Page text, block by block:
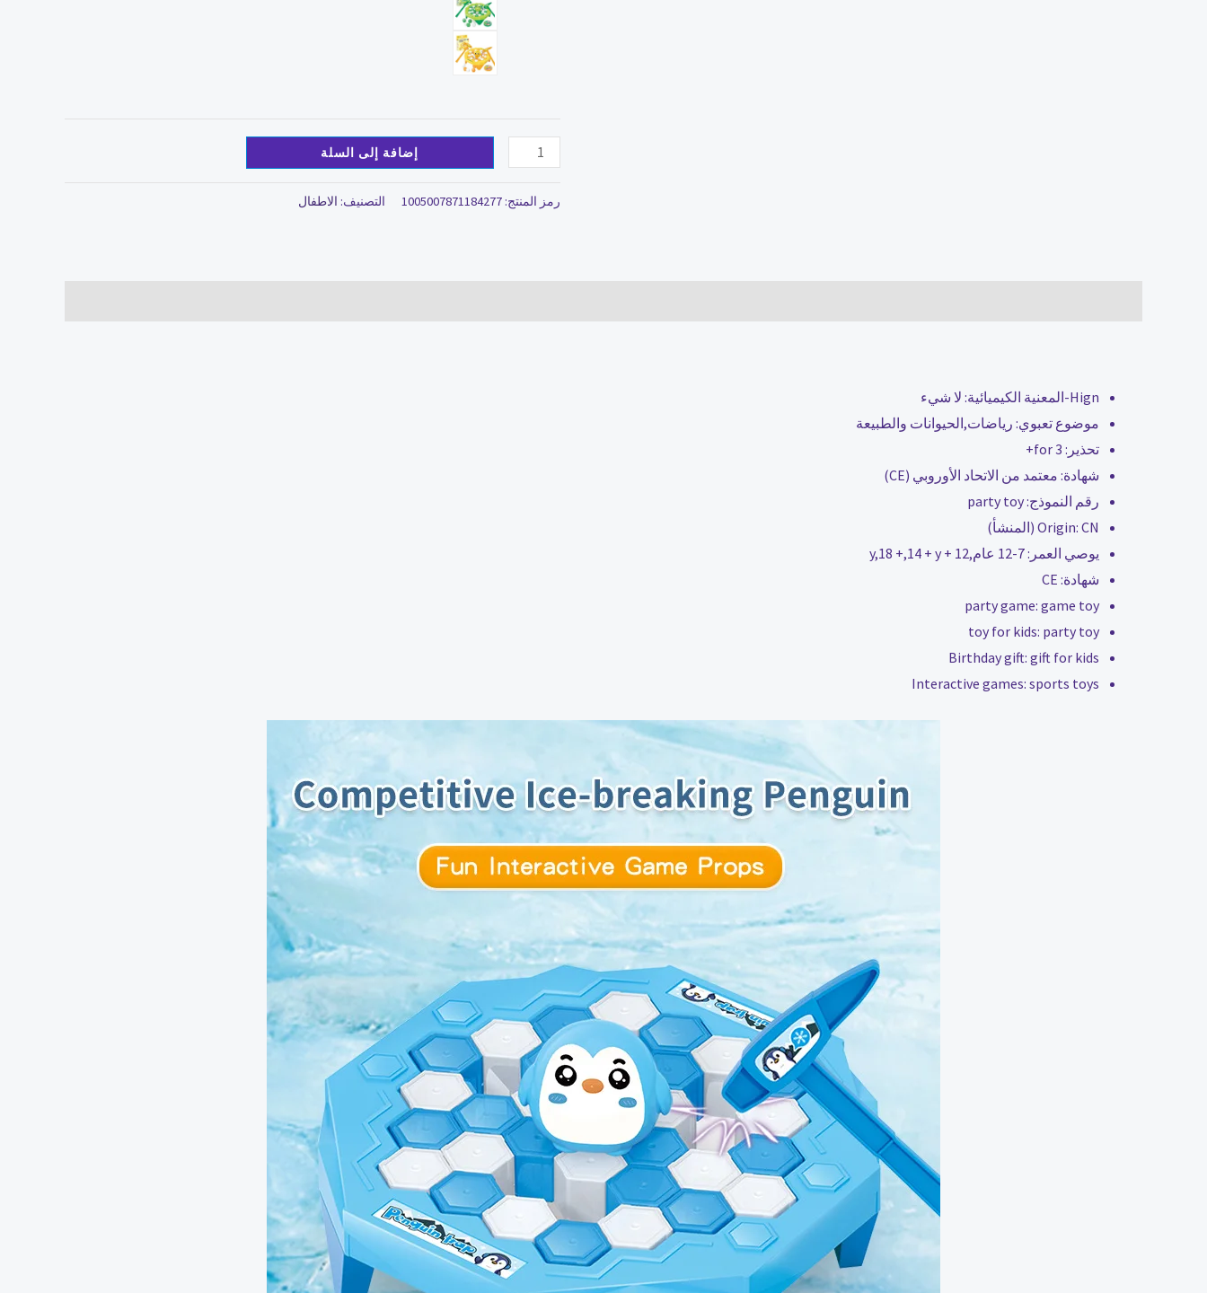
إضافة إلى السلة
رمز المنتج: 1005007871184277 التصنيف: الاطفال
Hign-المعنية الكيميائية:
لا شيء
موضوع تعبوي: رياضات,الحيوانات والطبيعة
تحذير: for 3+
شهادة: معتمد من الاتحاد الأوروبي (CE)
رقم النموذج:party toy
Origin: CN (المنشأ)
يوصي العمر:7-12 عام,12 + y,18 +,14 + y
شهادة: CE
party game: game toy
toy for kids: party toy
Birthday gift: gift for kids
Interactive games: sports toys